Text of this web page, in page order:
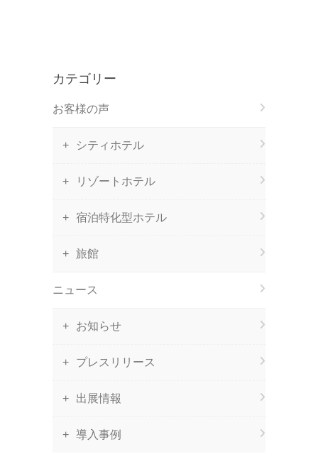
カテゴリー
お客様の声
シティホテル
リゾートホテル
宿泊特化型ホテル
旅館
ニュース
お知らせ
プレスリリース
出展情報
導入事例